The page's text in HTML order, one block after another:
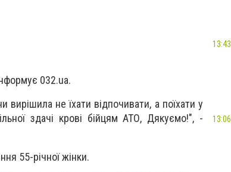
032.ua.
вирішила не їхати відпочивати, а поїхати у
здачі крові бійцям АТО, Дякуємо!", -
55-річної жінки.
13:43
13:06